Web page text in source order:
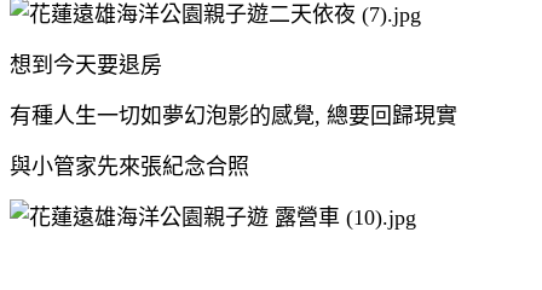
想到今天要退房
有種人生一切如夢幻泡影的感覺, 總要回歸現實
與小管家先來張紀念合照